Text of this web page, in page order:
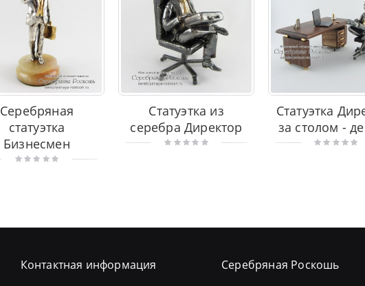
Серебряная
статуэтка
Бизнесмен
Статуэтка из
серебра Директор
Статуэтка
за столом -
Контактная информация Серебряная Роскошь